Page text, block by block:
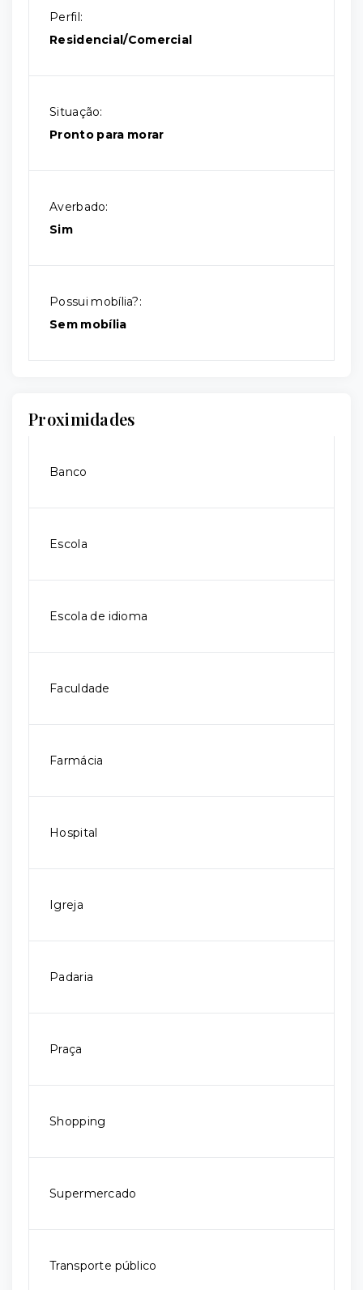
Perfil:
Residencial/Comercial
Situação:
Pronto para morar
Averbado:
Sim
Possui mobília?:
Sem mobília
Proximidades
Banco
Escola
Escola de idioma
Faculdade
Farmácia
Hospital
Igreja
Padaria
Praça
Shopping
Supermercado
Transporte público